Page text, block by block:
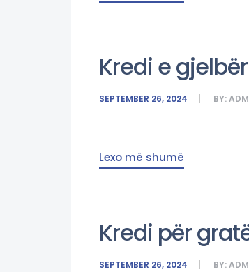
Kredi e gjelbër
SEPTEMBER 26, 2024 BY:
Lexo më shumë
Kredi për
SEPTEMBER 26, 2024 BY: